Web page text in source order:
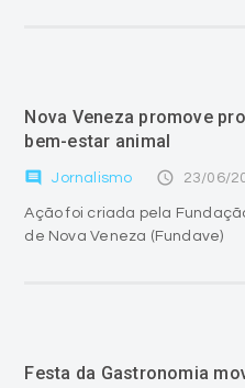
Nova Veneza promove
bem-estar animal
comment Jornalismo access_time 23/06/
Ação foi criada pela
de Nova Veneza (Fundave)
Festa da Gastronomia